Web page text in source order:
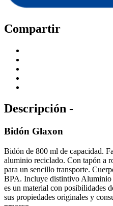
Compartir
Descripción -
Bidón Glaxon
Bidón de 800 ml de capacidad.
aluminio reciclado. Con tapón a
para un sencillo transporte.
BPA. Incluye distintivo
es un material con posibilidades
sus propiedades originales y